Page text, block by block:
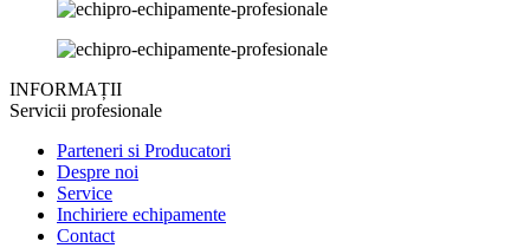
INFORMAȚII
Servicii profesionale
Parteneri si Producatori
Despre noi
Service
Inchiriere echipamente
Contact